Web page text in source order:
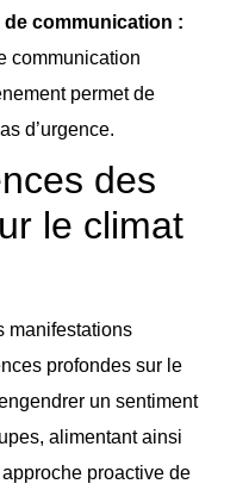
communication :
communication
permet de
d’urgence.
des
le climat
manifestations
profondes sur le
un sentiment
alimentant ainsi
proactive de